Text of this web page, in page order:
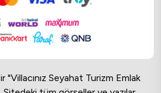
"Villacınız Seyahat Turizm Emlak